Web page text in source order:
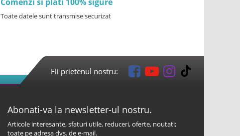
Toate datele sunt transmise securizat
Fii prietenul nostru:
Abonati-va la newsletter-ul nostru.
Articole interesante, sfaturi utile, reduceri, oferte, noutati;
toate pe adresa dvs. de e-mail.